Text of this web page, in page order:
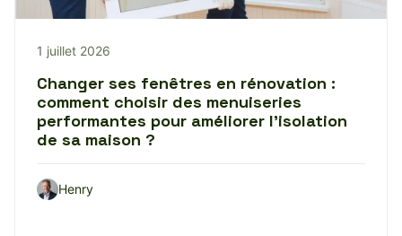
1 juillet 2026
Changer ses fenêtres en rénovation :
comment choisir des menuiseries
performantes pour améliorer l’isolation
de sa maison ?
Henry